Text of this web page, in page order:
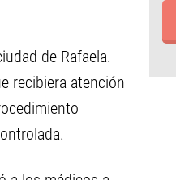
de Rafaela.
recibiera atención